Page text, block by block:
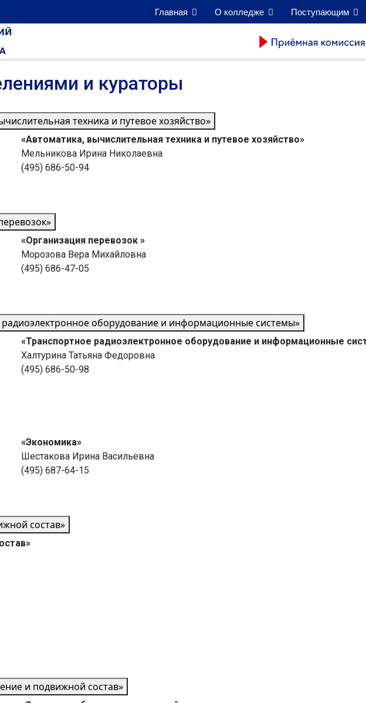
Главная О колледже Поступающим
и кураторы
техника и путевое хозяйство»
«Автоматика, вычислительная техника и путевое хозяйство»
Мельникова Ирина Николаевна
(495) 686-50-94
«Организация перевозок »
Морозова Вера Михайловна
(495) 686-47-05
оборудование и информационные системы»
«Транспортное радиоэлектронное оборудование и информационные
Халтурина Татьяна Федоровна
(495) 686-50-98
«Экономика»
Шестакова Ирина Васильевна
(495) 687-64-15
состав»
и подвижной состав»